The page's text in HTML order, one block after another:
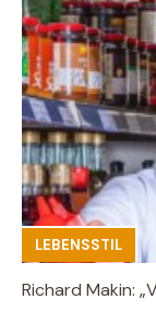
LEBENSSTIL
Richard Makin: